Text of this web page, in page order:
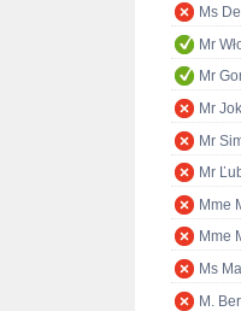
Ms
Mr
Mr
Mr
Mr
Mr
Mme
Mme
Ms
M.